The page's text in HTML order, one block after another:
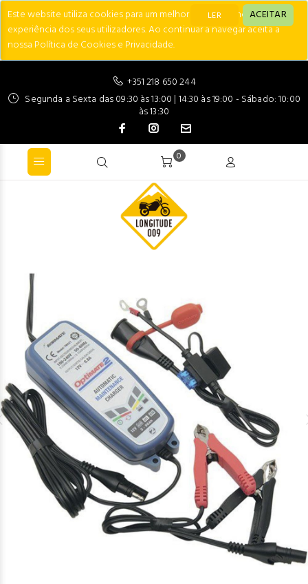
Este website utiliza cookies para um melhor desempenho e
experiência dos seus utilizadores. Ao continuar a navegar aceita a
nossa Política de Cookies e Privacidade.
LER ACEITAR
+351 218 650 244
Segunda a Sexta das 09:30 às 13:00 | 14:30 às 19:00 - Sábado: 10:00
às 13:30
0